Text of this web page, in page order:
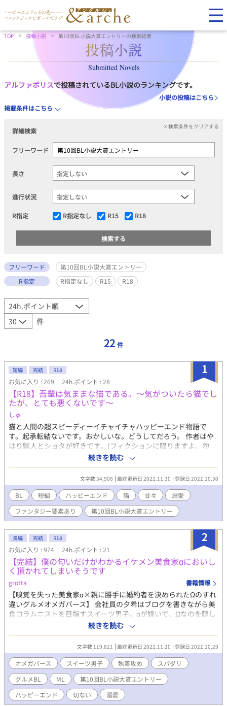
TOP 投稿小説 第10回BL小説大賞エントリーの検索結果
Submitted Novels
アルファポリスで投稿されているBL小説のランキングです。
小説の投稿はこちら
掲載条件はこちら
詳細検索
×検索条件をクリアする
フリーワード
長さ
進行状況
R指定 R指定なし R15 R18
フリーワード
第10回BL小説大賞エントリー
R指定
R指定なし R15 R18
件
22 件
1
短編 完結 R18
お気に入り : 269 24h.ポイント : 28
【R18】吾輩は気ままな猫である。〜気がついたら猫でし
たが、とても悪くないです〜
しゅ
猫と人間の超スピーディーイチャイチャハッピーエンド物語で
す。起承転結ないです。おかしいな。どうしてだろう。 作者はや
はり獣人とショタが好きです。(フィクションに限りますよ、勿
論。) 大体そんな感じの話です。ほんとに。 ※主人公(受け)と攻め
の視点変更があります。 わかりにくかったら教えてください。 ※
多少猫ちゃんについて調べましたが、やはり物語を好きに描きた
いがために絶対事実とは異なるやろな的内容もございます。許し
てください。異世界は神秘。 ※Rな話の時は※をつけます。背後
に気をつけてお楽しみください。(獣姦はないです。) ※お祭り(BL
大賞)はじまりましたね............ワクワク.........良作たんまり出ます
ように.........ｹﾞﾍｹﾞﾍ 地味にこちらも参加しておりますが、心持ち
は『お祭り！？！！えっ私も行く！！』です。祭り最高。 それで
は、どうぞよしなに。
続きを読む
文字数 34,906 最終更新日 2022.11.30 登録日 2022.10.30
BL 短編 ハッピーエンド 猫 甘々
溺愛
ファンタジー要素あり
第10回BL小説大賞エントリー
2
長編 完結 R18
お気に入り : 974 24h.ポイント : 21
【完結】僕の匂いだけがわかるイケメン美食家αにおいし
く頂かれてしまいそうです
grotta 書籍情報
【嗅覚を失った美食家α×親に勝手に婚約者を決められたΩのすれ
違いグルメオメガバース】 会社員の夕希はブログを書きながら美
食コラムニストを目指すスイーツ男子。αが嫌いで、Ωなのを隠し
βのフリをして生きてきた。 最近グルメ仲間に恋人ができてしま
い一人寂しくホテルでケーキを食べていると、憧れの美食評論家
鷲尾隼一と出会う。彼は超美形な上にα嫌いの夕希でもつい心が揺
れてしまうほどいい香りのフェロモンを漂わせていた。 夕希は彼
が現在嗅覚を失っていること、それなのになぜか夕希の匂いだけ
がわかることを聞かされる。そして隼一は自分の代わりに夕希に
食レポのゴーストライターをしてほしいと依頼してきた。 協力す
れば美味しいものを食べさせてくれると言う隼一。しかも出版関
係者に紹介しても良いと言われて舞い上がった夕希は彼の依頼を
続きを読む
文字数 119,821 最終更新日 2022.11.20 登録日 2022.10.29
オメガバース スイーツ男子 執着攻め
スパダリ
グルメBL
ML
第10回BL小説大賞エントリー
ハッピーエンド
切ない 溺愛